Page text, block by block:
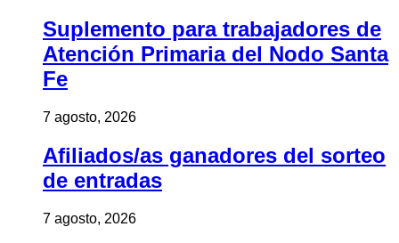
Suplemento para trabajadores de
Atención Primaria del Nodo Santa
Fe
7 agosto, 2026
Afiliados/as ganadores del sorteo
de entradas
7 agosto, 2026